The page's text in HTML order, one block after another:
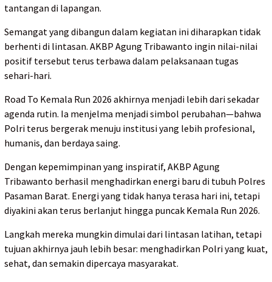
tantangan di lapangan.
Semangat yang dibangun dalam kegiatan ini diharapkan tidak
berhenti di lintasan. AKBP Agung Tribawanto ingin nilai-nilai
positif tersebut terus terbawa dalam pelaksanaan tugas
sehari-hari.
Road To Kemala Run 2026 akhirnya menjadi lebih dari sekadar
agenda rutin. Ia menjelma menjadi simbol perubahan—bahwa
Polri terus bergerak menuju institusi yang lebih profesional,
humanis, dan berdaya saing.
Dengan kepemimpinan yang inspiratif, AKBP Agung
Tribawanto berhasil menghadirkan energi baru di tubuh Polres
Pasaman Barat. Energi yang tidak hanya terasa hari ini, tetapi
diyakini akan terus berlanjut hingga puncak Kemala Run 2026.
Langkah mereka mungkin dimulai dari lintasan latihan, tetapi
tujuan akhirnya jauh lebih besar: menghadirkan Polri yang kuat,
sehat, dan semakin dipercaya masyarakat.